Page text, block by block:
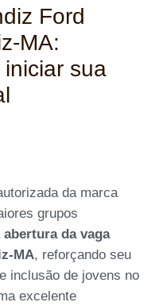
Ford
MA:
sua
da marca
grupos
abertura da vaga
MA, reforçando seu
inclusão de jovens no
excelente